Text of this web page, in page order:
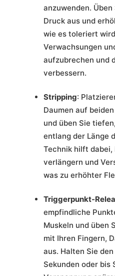
anzuwenden.
Druck aus und
wie es toleriert
Verwachsungen
aufzubrechen und
verbessern.
Stripping:
Daumen auf
und üben Sie
entlang der Länge
Technik hilft dabei,
verlängern und
was zu erhöhter
Triggerpunkt-
empfindliche
Muskeln und üben
mit Ihren Fingern,
aus. Halten Sie
Sekunden oder bis